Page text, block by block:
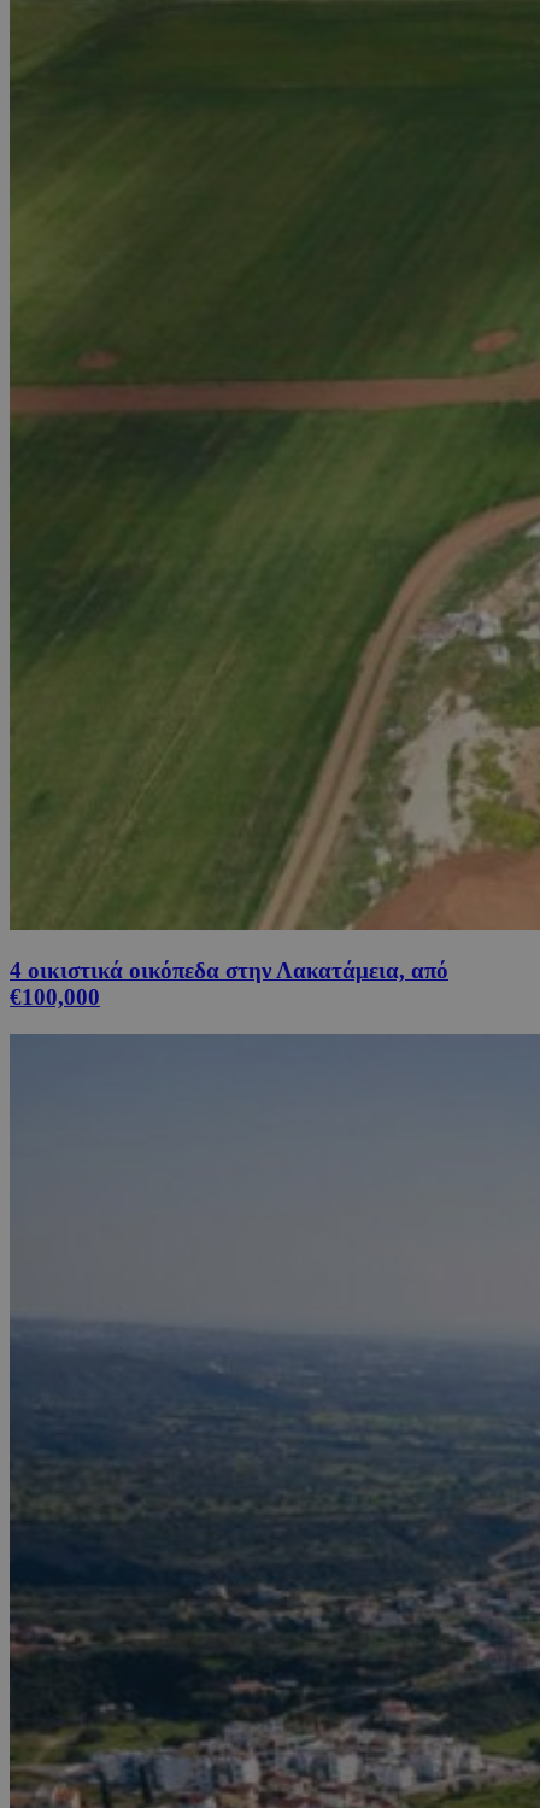
4 οικιστικά οικόπεδα στην Λακατάμεια, από
€100,000